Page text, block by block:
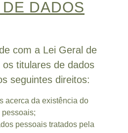
DADOS
com a Lei Geral de
titulares de dados
seguintes direitos:
acerca da existência do
pessoais;
pessoais tratados pela